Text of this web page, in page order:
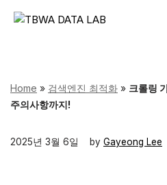
로
건
뛰
Home » 검색엔진 최적화 » 크롤링
주의사항까지!
2025년 3월 6일 by Gayeong Lee